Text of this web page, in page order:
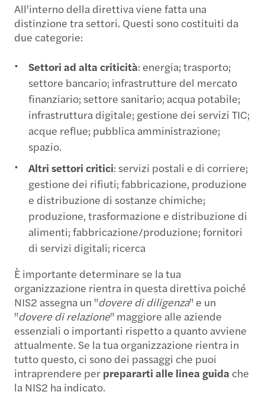
All'interno della direttiva viene fatta una
distinzione tra settori. Questi sono costituiti da
due categorie:
Settori ad alta criticità: energia; trasporto;
settore bancario; infrastrutture del mercato
finanziario; settore sanitario; acqua potabile;
infrastruttura digitale; gestione dei servizi TIC;
acque reflue; pubblica amministrazione;
spazio.
Altri settori critici: servizi postali e di corriere;
gestione dei rifiuti; fabbricazione, produzione
e distribuzione di sostanze chimiche;
produzione, trasformazione e distribuzione di
alimenti; fabbricazione/produzione; fornitori
di servizi digitali; ricerca
È importante determinare se la tua
organizzazione rientra in questa direttiva poiché
NIS2 assegna un "dovere di diligenza" e un
"dovere di relazione" maggiore alle aziende
essenziali o importanti rispetto a quanto avviene
attualmente. Se la tua organizzazione rientra in
tutto questo, ci sono dei passaggi che puoi
intraprendere per prepararti alle linea guida che
la NIS2 ha indicato.